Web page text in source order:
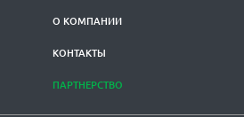
О КОМПАНИИ
КОНТАКТЫ
ПАРТНЕРСТВО